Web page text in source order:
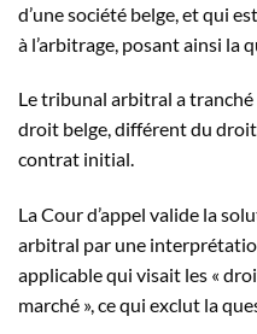
d’une société belge, et qui
à l’arbitrage, posant ainsi la
Le tribunal arbitral a
droit belge, différent du
contrat initial.
La Cour d’appel valide la
arbitral par une
applicable qui visait les «
marché », ce qui exclut la